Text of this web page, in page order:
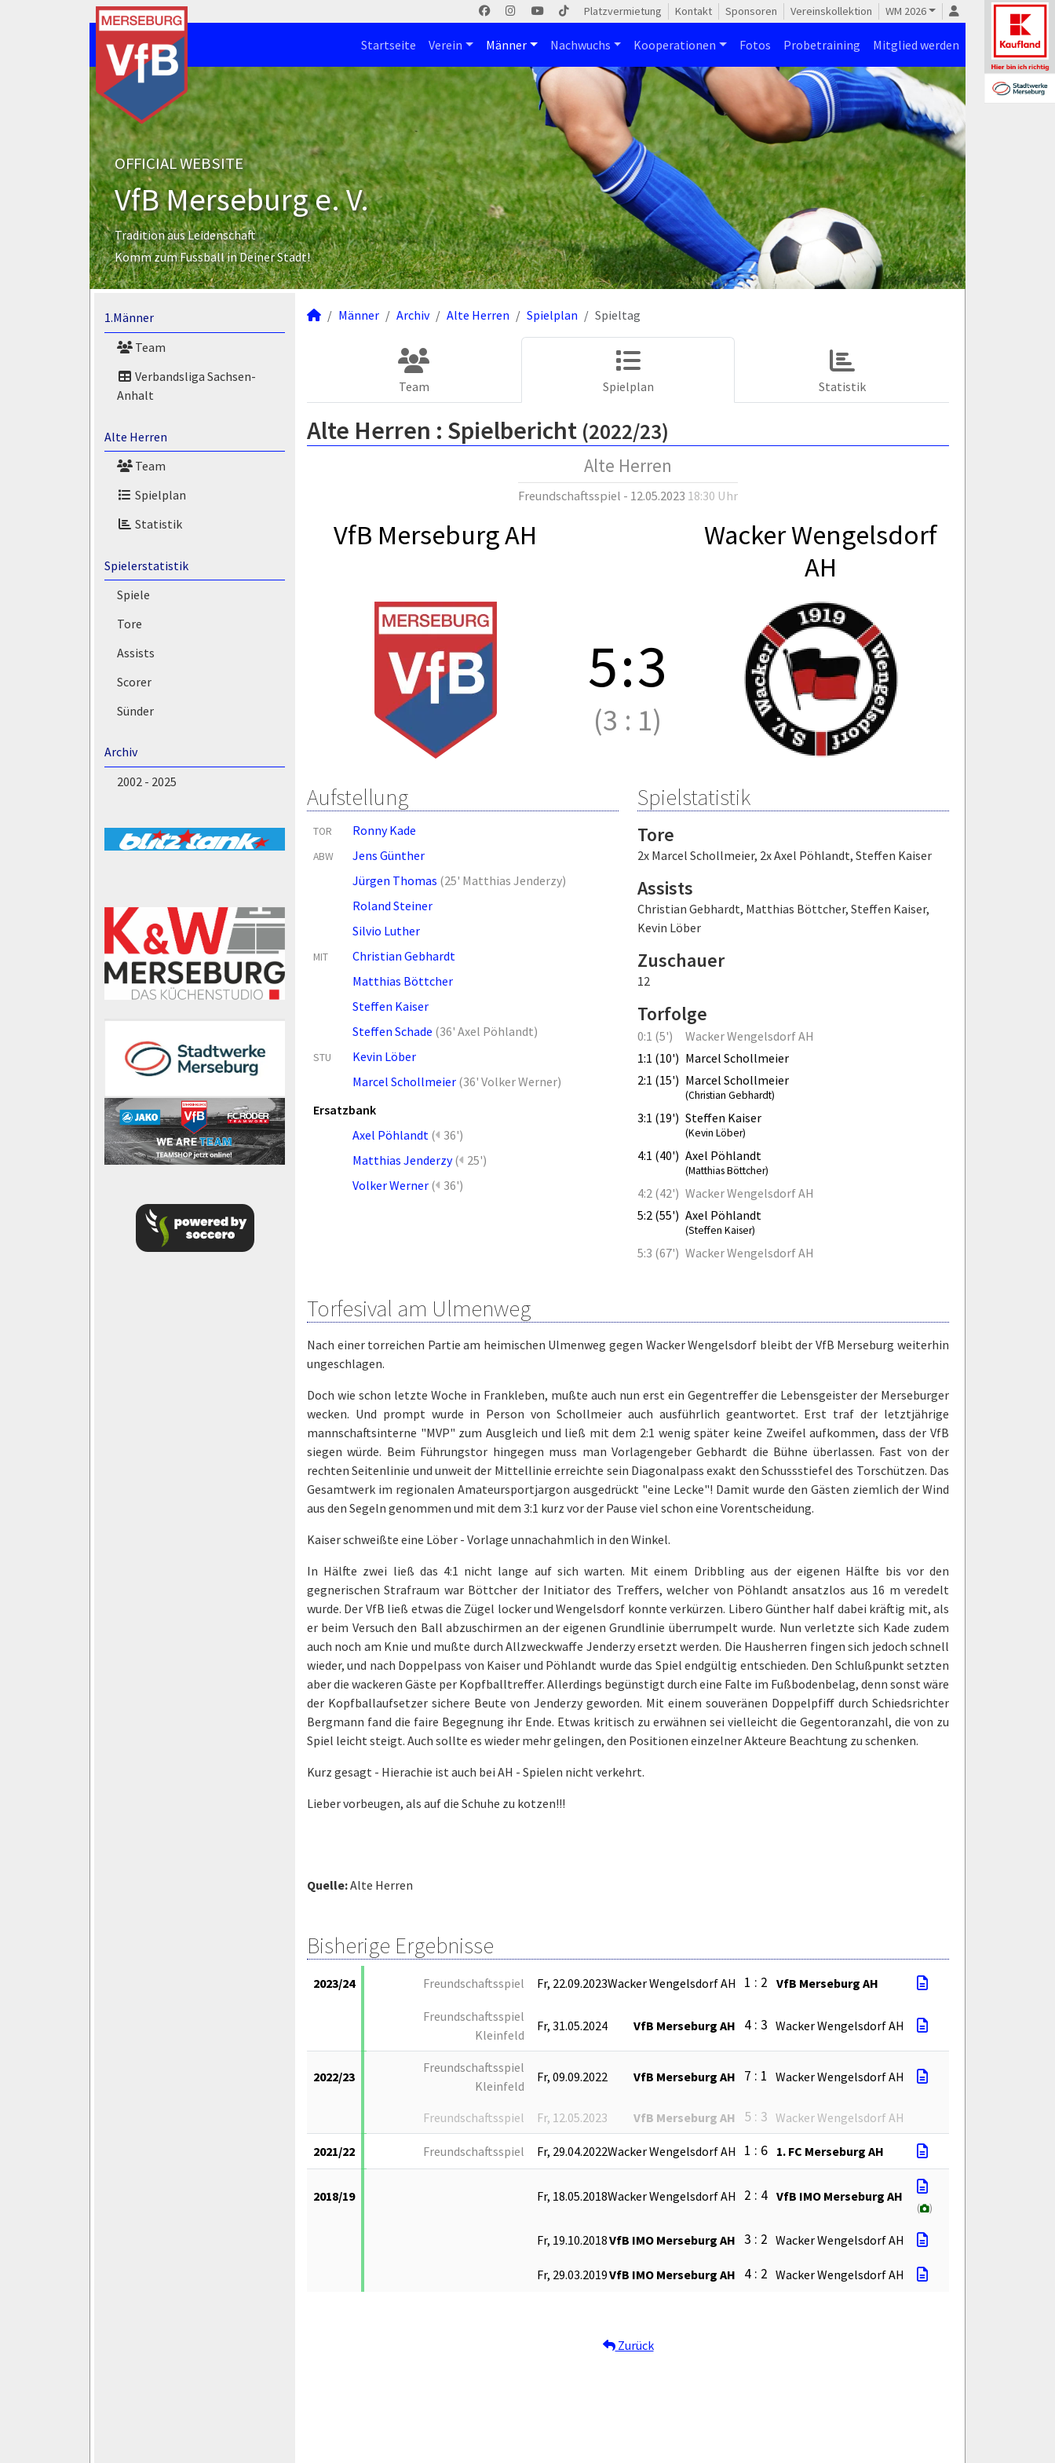
Platzvermietung Kontakt Sponsoren Vereinskollektion WM 2026
Startseite Verein Männer Nachwuchs Kooperationen Fotos Probetraining Mitglied werden
OFFICIAL WEBSITE
VfB Merseburg e. V.
Tradition aus Leidenschaft
Komm zum Fussball in Deiner Stadt!
1.Männer
Team
Verbandsliga Sachsen-
Anhalt
Alte Herren
Team
Spielplan
Statistik
Spielerstatistik
Spiele
Tore
Assists
Scorer
Sünder
Archiv
2002 - 2025
Männer Archiv Alte Herren Spielplan Spieltag
Team Spielplan Statistik
Alte Herren : Spielbericht (2022/23)
Alte Herren
Freundschaftsspiel - 12.05.2023 18:30 Uhr
VfB Merseburg AH
Wacker Wengelsdorf
AH
5:3
(3 : 1)
Aufstellung
TOR Ronny Kade
ABW
Jens Günther
Jürgen Thomas (25' Matthias Jenderzy)
Roland Steiner
Silvio Luther
MIT
Christian Gebhardt
Matthias Böttcher
Steffen Kaiser
Steffen Schade (36' Axel Pöhlandt)
STU
Kevin Löber
Marcel Schollmeier (36' Volker Werner)
Ersatzbank
Axel Pöhlandt ( 36')
Matthias Jenderzy ( 25')
Volker Werner ( 36')
Spielstatistik
Tore
2x Marcel Schollmeier, 2x Axel Pöhlandt, Steffen Kaiser
Assists
Christian Gebhardt, Matthias Böttcher, Steffen Kaiser,
Kevin Löber
Zuschauer
12
Torfolge
0:1 (5')
Wacker Wengelsdorf AH
1:1 (10') Marcel Schollmeier
2:1 (15') Marcel Schollmeier
(Christian Gebhardt)
3:1 (19') Steffen Kaiser
(Kevin Löber)
4:1 (40') Axel Pöhlandt
(Matthias Böttcher)
4:2 (42') Wacker Wengelsdorf AH
5:2 (55') Axel Pöhlandt
(Steffen Kaiser)
5:3 (67') Wacker Wengelsdorf AH
Torfesival am Ulmenweg
Nach einer torreichen Partie am heimischen Ulmenweg gegen Wacker Wengelsdorf bleibt der VfB Merseburg weiterhin
ungeschlagen.
Doch wie schon letzte Woche in Frankleben, mußte auch nun erst ein Gegentreffer die Lebensgeister der Merseburger
wecken. Und prompt wurde in Person von Schollmeier auch ausführlich geantwortet. Erst traf der letztjährige
mannschaftsinterne "MVP" zum Ausgleich und ließ mit dem 2:1 wenig später keine Zweifel aufkommen, dass der VfB
siegen würde. Beim Führungstor hingegen muss man Vorlagengeber Gebhardt die Bühne überlassen. Fast von der
rechten Seitenlinie und unweit der Mittellinie erreichte sein Diagonalpass exakt den Schussstiefel des Torschützen. Das
Gesamtwerk im regionalen Amateursportjargon ausgedrückt "eine Lecke"! Damit wurde den Gästen ziemlich der Wind
aus den Segeln genommen und mit dem 3:1 kurz vor der Pause viel schon eine Vorentscheidung.
Kaiser schweißte eine Löber - Vorlage unnachahmlich in den Winkel.
In Hälfte zwei ließ das 4:1 nicht lange auf sich warten. Mit einem Dribbling aus der eigenen Hälfte bis vor den
gegnerischen Strafraum war Böttcher der Initiator des Treffers, welcher von Pöhlandt ansatzlos aus 16 m veredelt
wurde. Der VfB ließ etwas die Zügel locker und Wengelsdorf konnte verkürzen. Libero Günther half dabei kräftig mit, als
er beim Versuch den Ball abzuschirmen an der eigenen Grundlinie überrumpelt wurde. Nun verletzte sich Kade zudem
auch noch am Knie und mußte durch Allzweckwaffe Jenderzy ersetzt werden. Die Hausherren fingen sich jedoch schnell
wieder, und nach Doppelpass von Kaiser und Pöhlandt wurde das Spiel endgültig entschieden. Den Schlußpunkt setzten
aber die wackeren Gäste per Kopfballtreffer. Allerdings begünstigt durch eine Falte im Fußbodenbelag, denn sonst wäre
der Kopfballaufsetzer sichere Beute von Jenderzy geworden. Mit einem souveränen Doppelpfiff durch Schiedsrichter
Bergmann fand die faire Begegnung ihr Ende. Etwas kritisch zu erwähnen sei vielleicht die Gegentoranzahl, die von zu
Spiel leicht steigt. Auch sollte es wieder mehr gelingen, den Positionen einzelner Akteure Beachtung zu schenken.
Kurz gesagt - Hierachie ist auch bei AH - Spielen nicht verkehrt.
Lieber vorbeugen, als auf die Schuhe zu kotzen!!!
Quelle:Alte Herren
Bisherige Ergebnisse
2023/24 Freundschaftsspiel Fr, 22.09.2023Wacker Wengelsdorf AH 1 : 2 VfB Merseburg AH
Freundschaftsspiel
Kleinfeld
Fr, 31.05.2024 VfB Merseburg AH 4 : 3 Wacker Wengelsdorf AH
2022/23
Freundschaftsspiel
Kleinfeld
Fr, 09.09.2022 VfB Merseburg AH 7 : 1 Wacker Wengelsdorf AH
Freundschaftsspiel Fr, 12.05.2023 VfB Merseburg AH 5 : 3 Wacker Wengelsdorf AH
2021/22 Freundschaftsspiel Fr, 29.04.2022Wacker Wengelsdorf AH 1 : 6 1. FC Merseburg AH
2018/19 Fr, 18.05.2018Wacker Wengelsdorf AH 2 : 4 VfB IMO Merseburg AH
( )
Fr, 19.10.2018VfB IMO Merseburg AH 3 : 2 Wacker Wengelsdorf AH
Fr, 29.03.2019VfB IMO Merseburg AH 4 : 2 Wacker Wengelsdorf AH
Zurück